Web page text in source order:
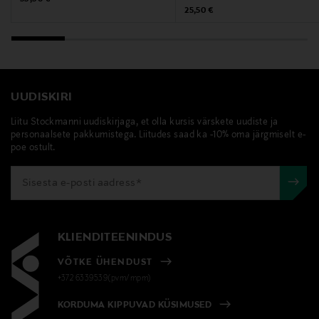
Original Price
25,50 €
UUDISKIRI
Liitu Stockmanni uudiskirjaga, et olla kursis värskete uudiste ja
personaalsete pakkumistega. Liitudes saad ka -10% oma järgmiselt e-
poe ostult.
KLIENDITEENINDUS
VÕTKE ÜHENDUST
+372 6339539(pvm/mpm)
KORDUMA KIPPUVAD KÜSIMUSED